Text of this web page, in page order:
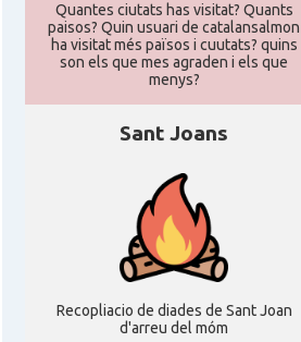
Quantes ciutats has visitat? Quants
paisos? Quin usuari de catalansalmon
ha visitat més països i cuutats? quins
son els que mes agraden i els que
menys?
Sant Joans
Recopliacio de diades de Sant Joan
d'arreu del móm